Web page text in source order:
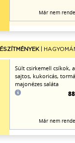
Már nem
|
Sült csirkemell csíkok,
sajtos, kukoricás,
majonézes saláta
Már nem